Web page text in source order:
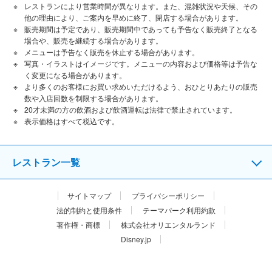
レストランにより営業時間が異なります。また、混雑状況や天候、その
他の理由により、ご案内を早めに終了、閉店する場合があります。
販売期間は予定であり、販売期間中であっても予告なく販売終了となる
場合や、販売を継続する場合があります。
メニューは予告なく販売を休止する場合があります。
写真・イラストはイメージです。メニューの内容および価格等は予告な
く変更になる場合があります。
より多くのお客様にお買い求めいただけるよう、おひとりあたりの販売
数や入店回数を制限する場合があります。
20才未満の方の飲酒および飲酒運転は法律で禁止されています。
表⽰価格はすべて税込です。
レストラン一覧
サイトマップ
プライバシーポリシー
法的制約と使用条件
テーマパーク利用約款
著作権・商標
株式会社オリエンタルランド
Disney.jp